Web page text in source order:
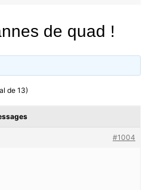
de quad !
de 13)
#1004